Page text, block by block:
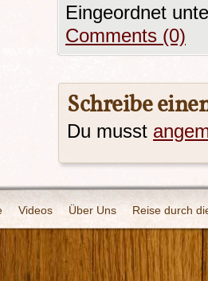
Eingeordnet
Comments (0)
Schreibe
Du musst
Videos Über Uns Reise durch